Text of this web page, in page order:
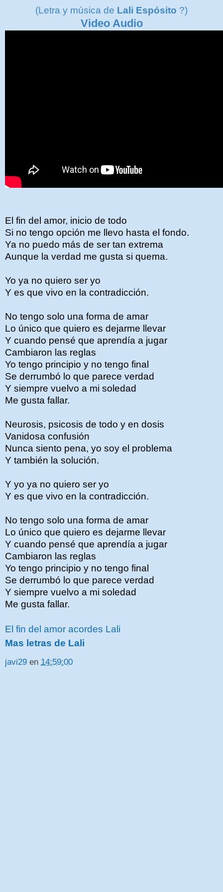
(Letra y música de Lali Espósito ?)
Video Audio
El fin del amor, inicio de todo
Si no tengo opción me llevo hasta el fondo.
Ya no puedo más de ser tan extrema
Aunque la verdad me gusta si quema.
Yo ya no quiero ser yo
Y es que vivo en la contradicción.
No tengo solo una forma de amar
Lo único que quiero es dejarme llevar
Y cuando pensé que aprendía a jugar
Cambiaron las reglas
Yo tengo principio y no tengo final
Se derrumbó lo que parece verdad
Y siempre vuelvo a mi soledad
Me gusta fallar.
Neurosis, psicosis de todo y en dosis
Vanidosa confusión
Nunca siento pena, yo soy el problema
Y también la solución.
Y yo ya no quiero ser yo
Y es que vivo en la contradicción.
No tengo solo una forma de amar
Lo único que quiero es dejarme llevar
Y cuando pensé que aprendía a jugar
Cambiaron las reglas
Yo tengo principio y no tengo final
Se derrumbó lo que parece verdad
Y siempre vuelvo a mi soledad
Me gusta fallar.
El fin del amor acordes Lali
Mas letras de Lali
javi29 en 14:59:00